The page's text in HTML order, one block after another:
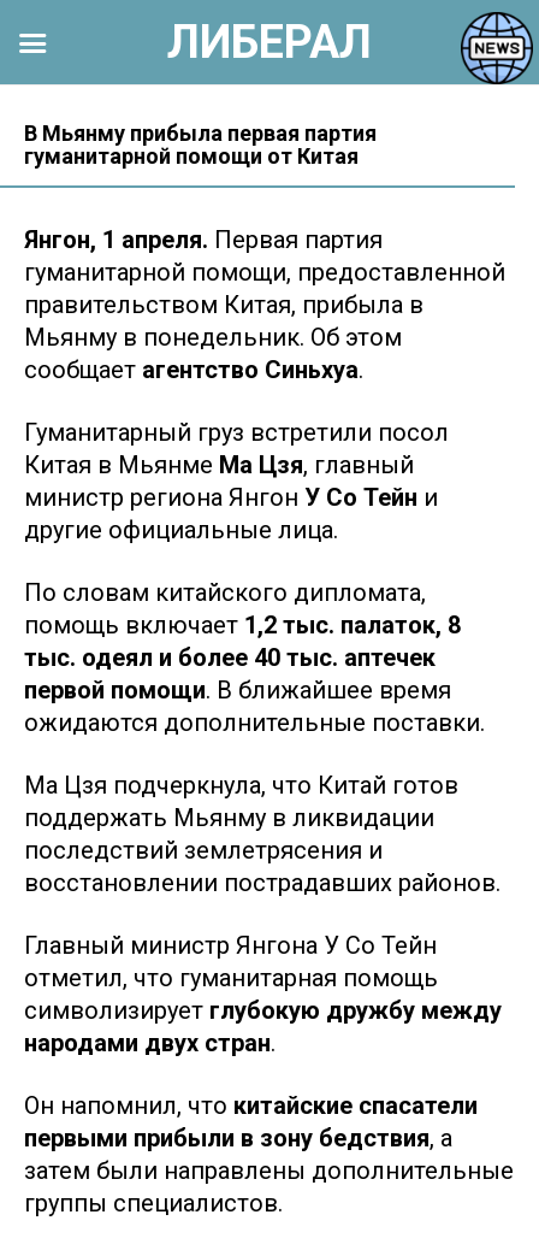
контенту
В Мьянму прибыла первая партия
гуманитарной помощи от Китая
Янгон, 1 апреля. Первая партия
гуманитарной помощи, предоставленной
правительством Китая, прибыла в
Мьянму в понедельник. Об этом
сообщает агентство Синьхуа.
Гуманитарный груз встретили посол
Китая в Мьянме Ма Цзя, главный
министр региона Янгон У Со Тейн и
другие официальные лица.
По словам китайского дипломата,
помощь включает 1,2 тыс. палаток, 8
тыс. одеял и более 40 тыс. аптечек
первой помощи. В ближайшее время
ожидаются дополнительные поставки.
Ма Цзя подчеркнула, что Китай готов
поддержать Мьянму в ликвидации
последствий землетрясения и
восстановлении пострадавших районов.
Главный министр Янгона У Со Тейн
отметил, что гуманитарная помощь
символизирует глубокую дружбу между
народами двух стран.
Он напомнил, что китайские спасатели
первыми прибыли в зону бедствия, а
затем были направлены дополнительные
группы специалистов.
ЛИБЕРАЛ